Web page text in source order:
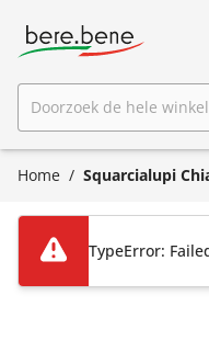
Doorzoek de hele winkel
Home / Squarcialupi
TypeError: